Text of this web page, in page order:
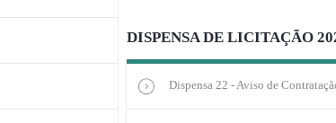
DISPENSA DE LICITAÇÃO
Dispensa 22 - Aviso de